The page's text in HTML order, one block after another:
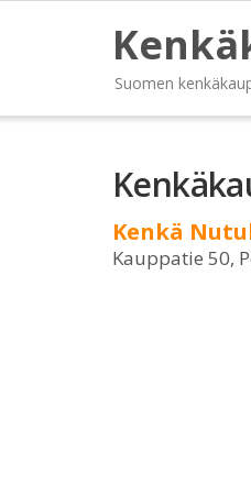
Suomen
Kenkä
Kauppatie 50,